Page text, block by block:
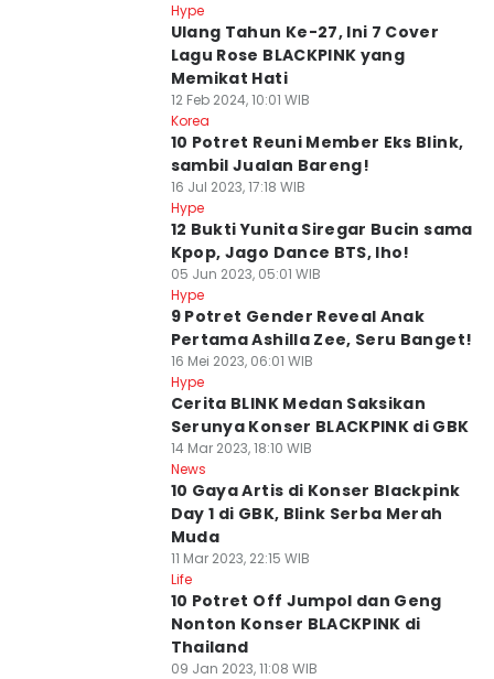
Hype
Ulang Tahun Ke-27, Ini 7 Cover
Lagu Rose BLACKPINK yang
Memikat Hati
12 Feb 2024, 10:01 WIB
Korea
10 Potret Reuni Member Eks Blink,
sambil Jualan Bareng!
16 Jul 2023, 17:18 WIB
Hype
12 Bukti Yunita Siregar Bucin sama
Kpop, Jago Dance BTS, lho!
05 Jun 2023, 05:01 WIB
Hype
9 Potret Gender Reveal Anak
Pertama Ashilla Zee, Seru Banget!
16 Mei 2023, 06:01 WIB
Hype
Cerita BLINK Medan Saksikan
Serunya Konser BLACKPINK di GBK
14 Mar 2023, 18:10 WIB
News
10 Gaya Artis di Konser Blackpink
Day 1 di GBK, Blink Serba Merah
Muda
11 Mar 2023, 22:15 WIB
Life
10 Potret Off Jumpol dan Geng
Nonton Konser BLACKPINK di
Thailand
09 Jan 2023, 11:08 WIB